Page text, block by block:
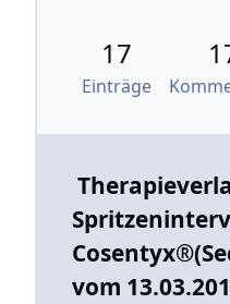
17
Einträge
vom